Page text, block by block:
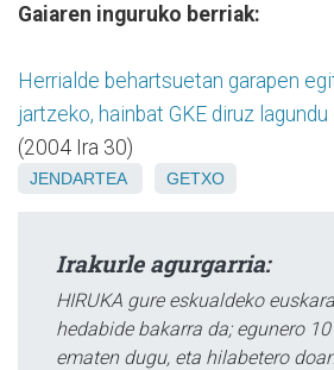
Gaiaren inguruko berriak:
Herrialde behartsuetan garapen
jartzeko, hainbat GKE diruz
(2004 Ira 30)
JENDARTEA GETXO
Irakurle agurgarria:
HIRUKA gure eskualdeko
hedabide bakarra da; egunero
ematen dugu, eta hilabetero